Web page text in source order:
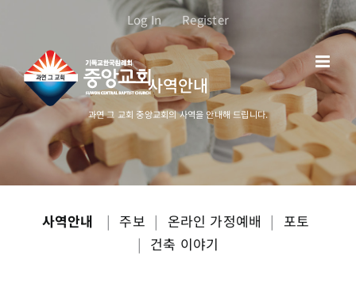
로
건
너
뛰
Log In Register
사역안내
과연 그 교회 중앙교회의 사역을 안내해 드립니다.
사역안내 | 주보 | 온라인 가정예배 | 포토
| 건축 이야기